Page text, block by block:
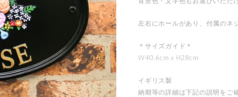
左右にホールがあり、付属のネ
＊サイズガイド＊
W40.6cm x H28cm
イギリス製
納期等の詳細は下記の説明をご